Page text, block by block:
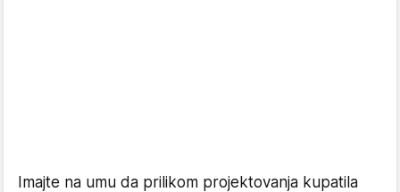
Imajte na umu da prilikom projektovanja kupatila